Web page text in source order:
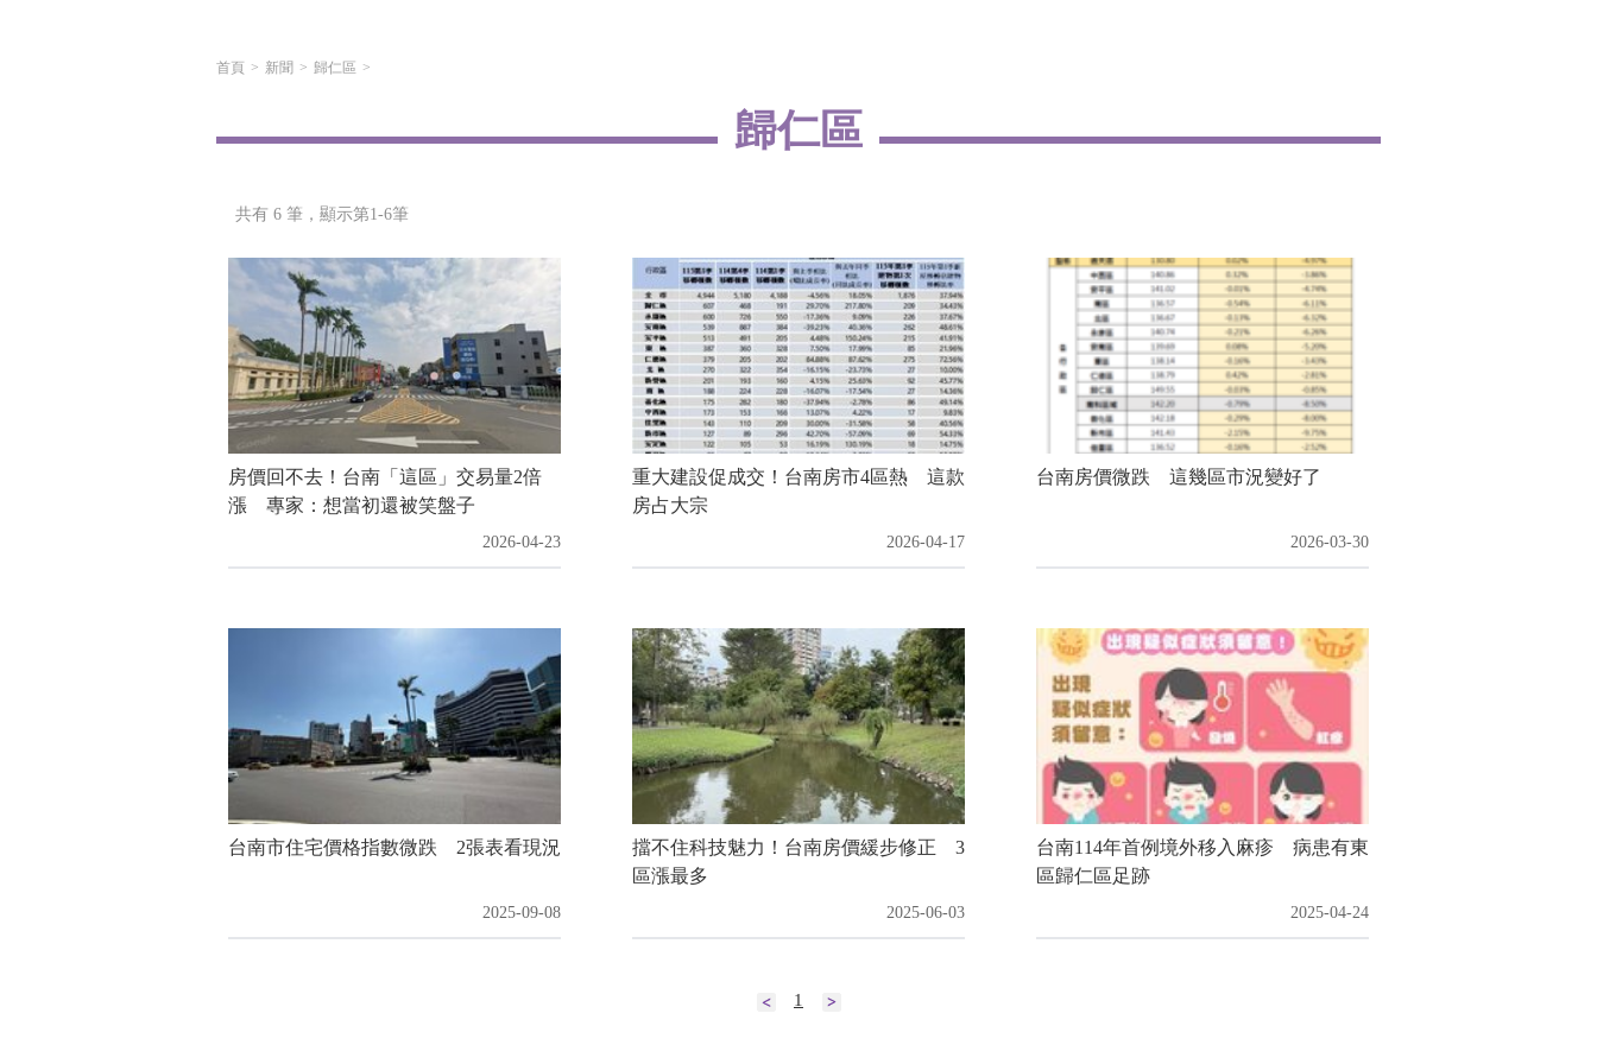
首頁 新聞 歸仁區
歸仁區
共有 6 筆， 顯示第1-6筆
房價回不去！台南「這區」交易量2倍
漲 專家：想當初還被笑盤子
2026-04-23
重大建設促成交！台南房市4區熱 這款
房占大宗
2026-04-17
台南房價微跌 這幾區市況變好了
2026-03-30
台南市住宅價格指數微跌 2張表看現況
2025-09-08
擋不住科技魅力！台南房價緩步修正 3
區漲最多
2025-06-03
台南114年首例境外移入麻疹 病患有東
區歸仁區足跡
2025-04-24
1